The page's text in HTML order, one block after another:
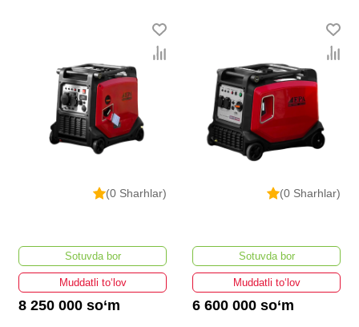
(0 Sharhlar)
Sotuvda bor
Muddatli to‘lov
8 250 000 so‘m
(0 Sharhlar)
Sotuvda bor
Muddatli to‘lov
6 600 000 so‘m